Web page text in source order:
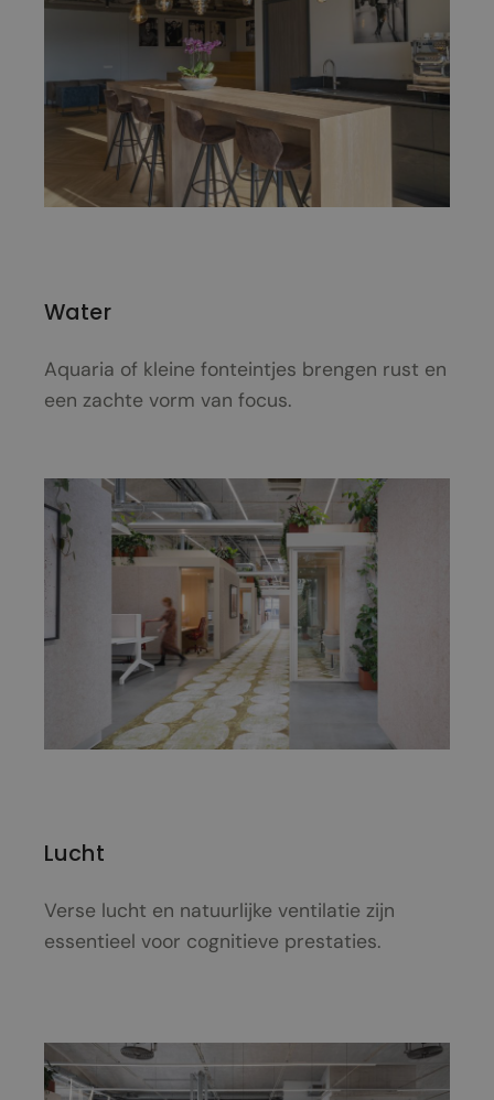
Water
Aquaria of kleine fonteintjes brengen rust en
een zachte vorm van focus.
Lucht
Verse lucht en natuurlijke ventilatie zijn
essentieel voor cognitieve prestaties.